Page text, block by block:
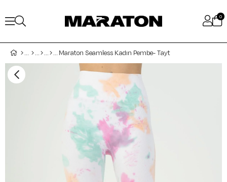
0
Maraton Seamless Kadın Pembe- Tayt